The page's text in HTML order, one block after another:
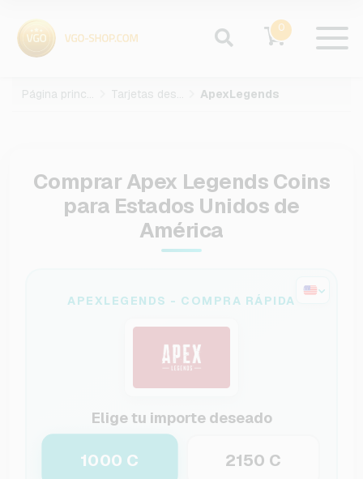
0
Página principal Tarjetas des juegos ApexLegends
Comprar Apex Legends Coins
para Estados Unidos de
América
APEXLEGENDS - COMPRA RÁPIDA
Elige tu importe deseado
1000 C 2150 C